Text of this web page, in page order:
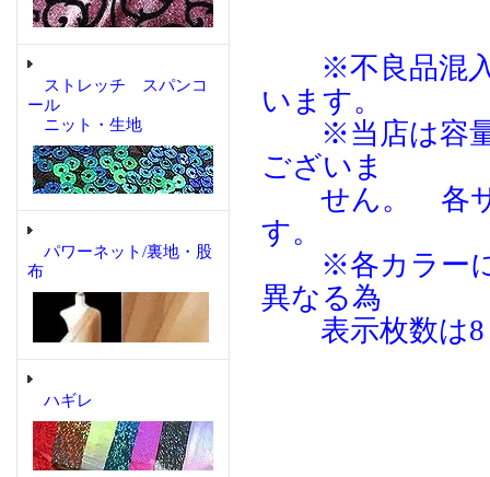
ストレッチ スパンコ
ール
ニット・生地
パワーネット/裏地・股
布
ハギレ
※不良品混入
います。
※当店は容量
ございま
せん。 各サ
す。
※各カラーに
異なる為
表示枚数は8